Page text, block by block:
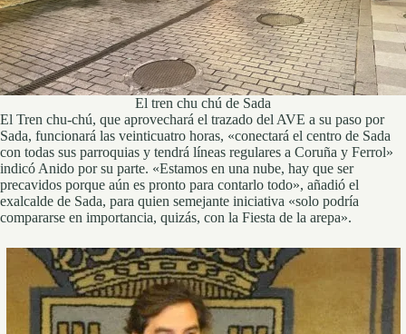
El tren chu chú de Sada
El Tren chu-chú, que aprovechará el trazado del AVE a su paso por
Sada, funcionará las veinticuatro horas, «conectará el centro de Sada
con todas sus parroquias y tendrá líneas regulares a Coruña y Ferrol»
indicó Anido por su parte. «Estamos en una nube, hay que ser
precavidos porque aún es pronto para contarlo todo», añadió el
exalcalde de Sada, para quien semejante iniciativa «solo podría
compararse en importancia, quizás, con la Fiesta de la arepa».